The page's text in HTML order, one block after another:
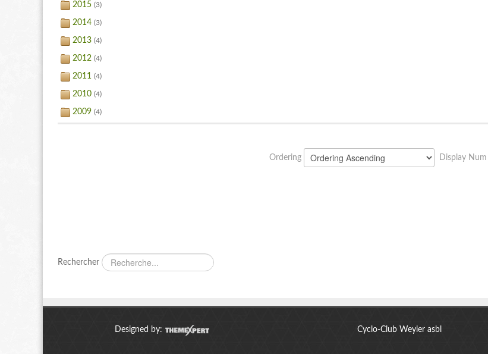
2015 (3)
2014 (3)
2013 (4)
2012 (4)
2011 (4)
2010 (4)
2009 (4)
Ordering Display Num
Rechercher
Designed by:
Cyclo-Club Weyler asbl